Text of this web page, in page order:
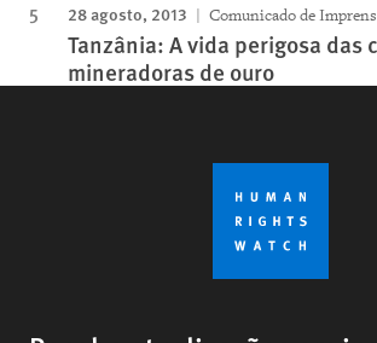
28 agosto, 2013 Comunicado de
Tanzânia: A vida perigosa das
mineradoras de ouro